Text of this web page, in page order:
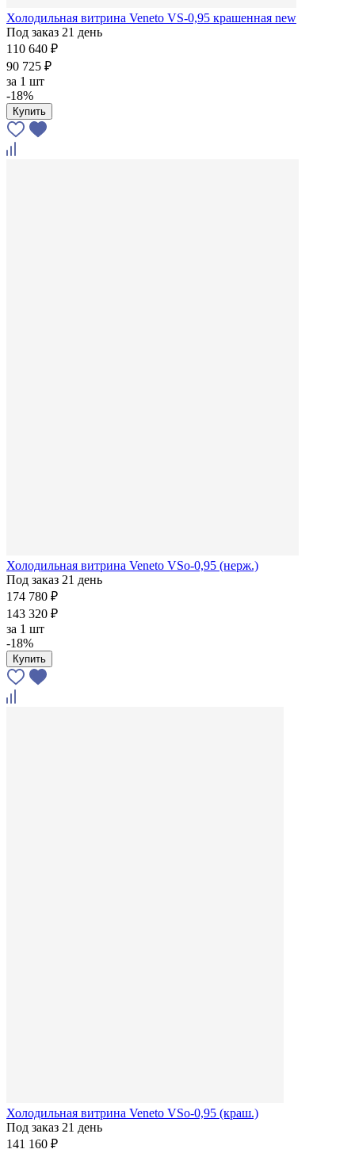
Холодильная витрина Veneto VS-0,95 крашенная new
Под заказ 21 день
110 640 ₽
90 725 ₽
за 1 шт
-18%
Купить
Холодильная витрина Veneto VSo-0,95 (нерж.)
Под заказ 21 день
174 780 ₽
143 320 ₽
за 1 шт
-18%
Купить
Холодильная витрина Veneto VSo-0,95 (краш.)
Под заказ 21 день
141 160 ₽